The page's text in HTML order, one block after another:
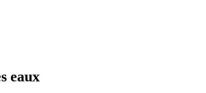
eaux